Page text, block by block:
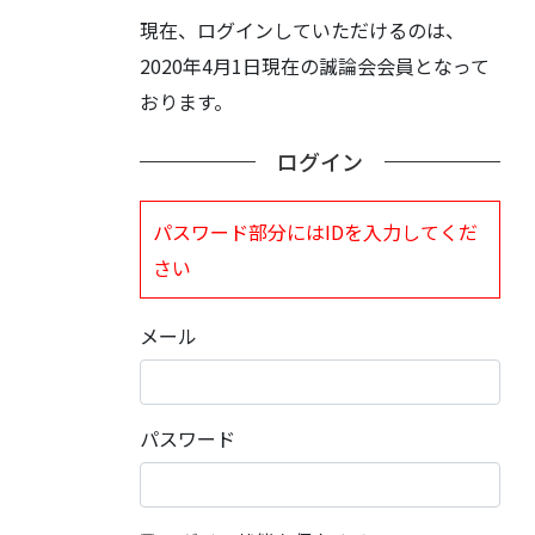
現在、ログインしていただけるのは、
2020年4月1日現在の誠論会会員となって
おります。
ログイン
パスワード部分にはIDを入力してくだ
さい
メール
パスワード